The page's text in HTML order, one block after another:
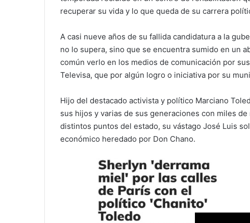
recuperar su vida y lo que queda de su carrera
A casi nueve años de su fallida candidatura a la
no lo supera, sino que se encuentra sumido en un
común verlo en los medios de comunicación por
Televisa, que por algún logro o iniciativa por su
Hijo del destacado activista y político Marciano
sus hijos y varias de sus generaciones con miles
distintos puntos del estado, su vástago José Luis
económico heredado por Don Chano.